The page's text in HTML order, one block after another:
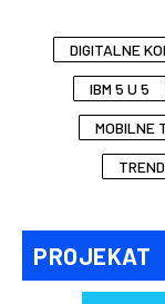
PROJEKAT
DIGITALNE
IBM 5 U 5
MOBILNE